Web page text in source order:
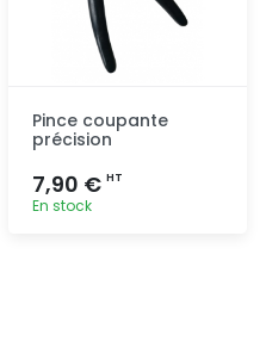
Pince coupante
précision
7,90 € HT
En stock